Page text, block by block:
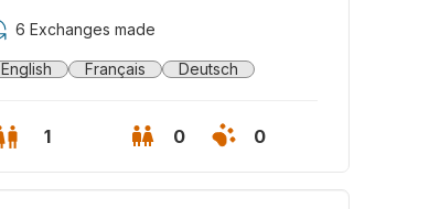
6 Exchanges made
English Français Deutsch
1 0 0